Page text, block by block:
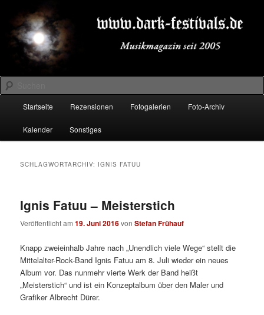
primären
Inhalt
springen
sekundären
Inhalt
springenDARK-FESTIVALS.DE
Suchen
Startseite Rezensionen Fotogalerien Foto-Archiv
Kalender Sonstiges
SCHLAGWORTARCHIV: IGNIS FATUU
Ignis Fatuu – Meisterstich
Veröffentlicht am19. Juni 2016vonStefan Frühauf
Knapp zweieinhalb Jahre nach „Unendlich viele Wege“ stellt die
Mittelalter-Rock-Band Ignis Fatuu am 8. Juli wieder ein neues
Album vor. Das nunmehr vierte Werk der Band heißt
„Meisterstich“ und ist ein Konzeptalbum über den Maler und
Grafiker Albrecht Dürer.